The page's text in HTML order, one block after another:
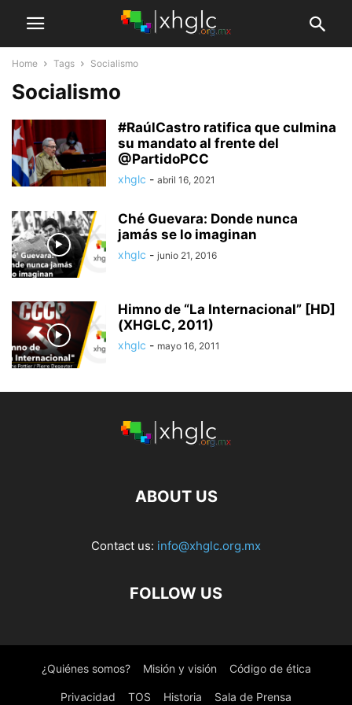
Home Tags Socialismo
Socialismo
#RaúlCastro ratifica que culmina
su mandato al frente del
@PartidoPCC
xhglc - abril 16, 2021
Ché Guevara: Donde nunca
jamás se lo imaginan
xhglc - junio 21, 2016
Himno de “La Internacional” [HD]
(XHGLC, 2011)
xhglc - mayo 16, 2011
ABOUT US
Contact us: info@xhglc.org.mx
FOLLOW US
¿Quiénes somos? Misión y visión Código de ética
Privacidad TOS Historia Sala de Prensa